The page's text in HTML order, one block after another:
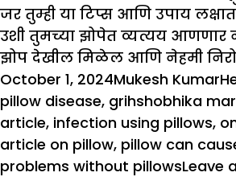
जर तुम्ही या टिप्स आणि उपाय
उशी तुमच्या झोपेत व्यत्यय आणणार
झोप देखील मिळेल आणि नेहमी
Posted
on
October 1, 2024Author
Mukesh Kumar
pillow disease, grihshobhika
article, infection using pillows,
article on pillow, pillow can
problems without pillowsLeave